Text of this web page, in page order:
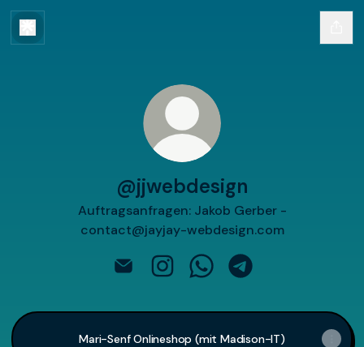
@jjwebdesign
Auftragsanfragen: Jakob Gerber -
contact@jayjay-webdesign.com
Mari-Senf Onlineshop (mit Madison-IT)